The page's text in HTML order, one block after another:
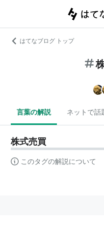
はてなブログ トップ
言葉の解説 ネットで話
株式売買
このタグの解説について